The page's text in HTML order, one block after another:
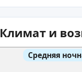
и
Средняя